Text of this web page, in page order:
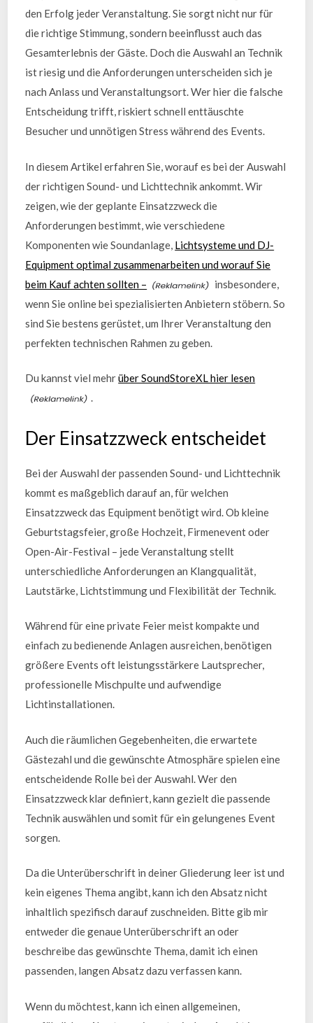
den Erfolg jeder Veranstaltung. Sie sorgt nicht nur für
die richtige Stimmung, sondern beeinflusst auch das
Gesamterlebnis der Gäste. Doch die Auswahl an Technik
ist riesig und die Anforderungen unterscheiden sich je
nach Anlass und Veranstaltungsort. Wer hier die falsche
Entscheidung trifft, riskiert schnell enttäuschte
Besucher und unnötigen Stress während des Events.
In diesem Artikel erfahren Sie, worauf es bei der Auswahl
der richtigen Sound- und Lichttechnik ankommt. Wir
zeigen, wie der geplante Einsatzzweck die
Anforderungen bestimmt, wie verschiedene
Komponenten wie Soundanlage, Lichtsysteme und DJ-
Equipment optimal zusammenarbeiten und worauf Sie
beim Kauf achten sollten –
insbesondere,
wenn Sie online bei spezialisierten Anbietern stöbern. So
sind Sie bestens gerüstet, um Ihrer Veranstaltung den
perfekten technischen Rahmen zu geben.
Du kannst viel mehrüber SoundStoreXL hier lesen
.
Der Einsatzzweck entscheidet
Bei der Auswahl der passenden Sound- und Lichttechnik
kommt es maßgeblich darauf an, für welchen
Einsatzzweck das Equipment benötigt wird. Ob kleine
Geburtstagsfeier, große Hochzeit, Firmenevent oder
Open-Air-Festival – jede Veranstaltung stellt
unterschiedliche Anforderungen an Klangqualität,
Lautstärke, Lichtstimmung und Flexibilität der Technik.
Während für eine private Feier meist kompakte und
einfach zu bedienende Anlagen ausreichen, benötigen
größere Events oft leistungsstärkere Lautsprecher,
professionelle Mischpulte und aufwendige
Lichtinstallationen.
Auch die räumlichen Gegebenheiten, die erwartete
Gästezahl und die gewünschte Atmosphäre spielen eine
entscheidende Rolle bei der Auswahl. Wer den
Einsatzzweck klar definiert, kann gezielt die passende
Technik auswählen und somit für ein gelungenes Event
sorgen.
Da die Unterüberschrift in deiner Gliederung leer ist und
kein eigenes Thema angibt, kann ich den Absatz nicht
inhaltlich spezifisch darauf zuschneiden. Bitte gib mir
entweder die genaue Unterüberschrift an oder
beschreibe das gewünschte Thema, damit ich einen
passenden, langen Absatz dazu verfassen kann.
Wenn du möchtest, kann ich einen allgemeinen,